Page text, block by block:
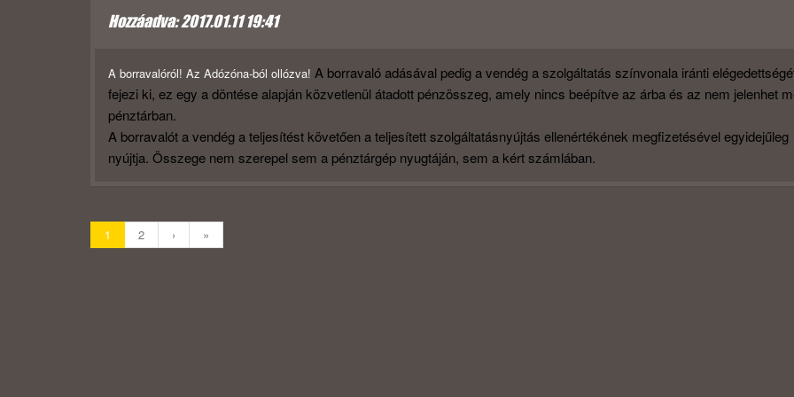
Hozzáadva: 2017.01.11 19:41
A borravalóról! Az Adózóna-ból ollózva! A borravaló adásával pedig a vendég a szolgáltatás színvonala iránti
fejezi ki, ez egy a döntése alapján közvetlenül átadott pénzösszeg, amely nincs beépítve az árba és az nem jelenhet
pénztárban.
A borravalót a vendég a teljesítést követően a teljesített szolgáltatásnyújtás ellenértékének megfizetésével egyidejűleg
nyújtja. Összege nem szerepel sem a pénztárgép nyugtáján, sem a kért számlában.
1 2 › »